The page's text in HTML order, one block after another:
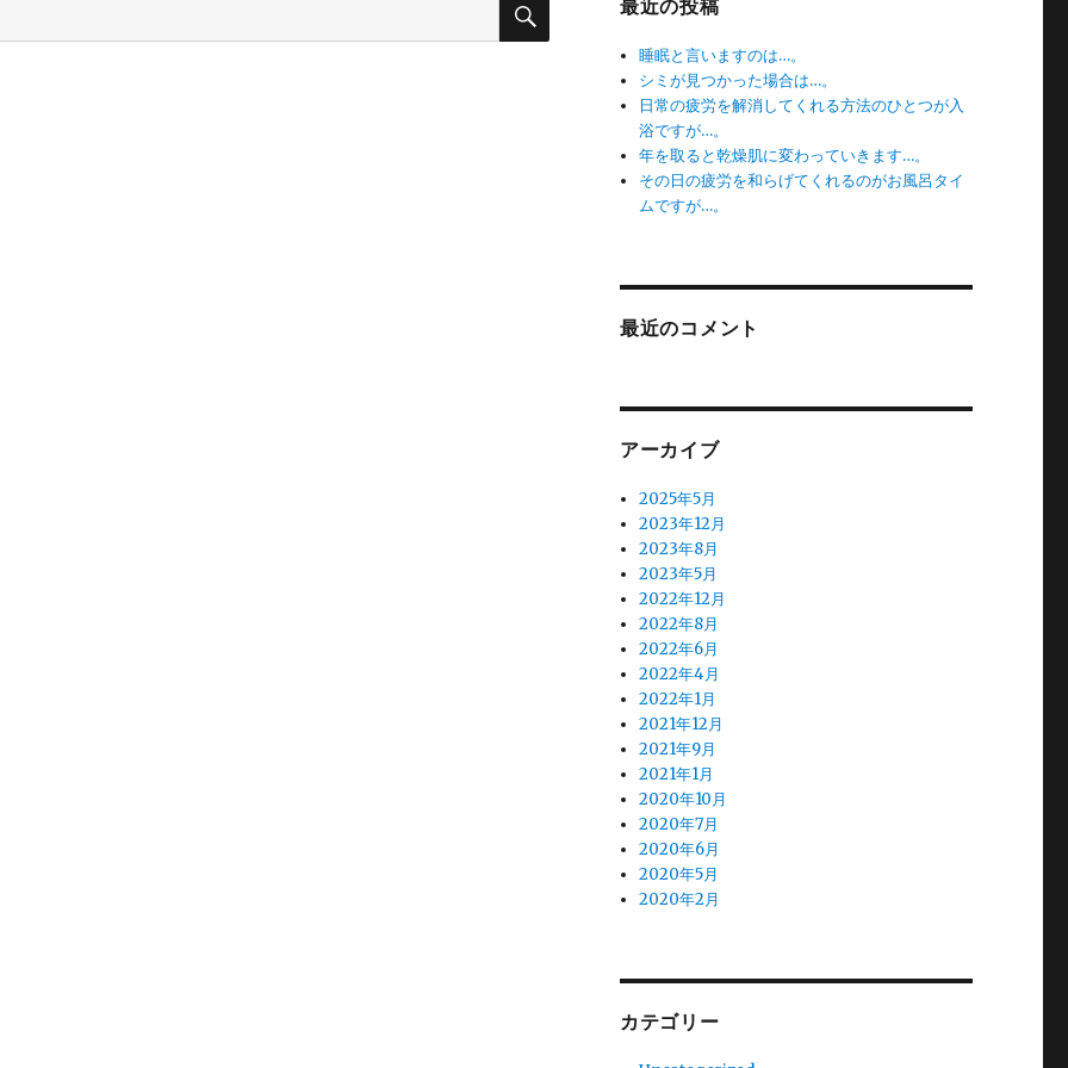
睡眠と言いますのは…。
シミが見つかった場合は…。
日常の疲労を解消してくれる方法のひとつが入
浴ですが…。
年を取ると乾燥肌に変わっていきます…。
その日の疲労を和らげてくれるのがお風呂タイ
ムですが…。
最近のコメント
アーカイブ
2025年5月
2023年12月
2023年8月
2023年5月
2022年12月
2022年8月
2022年6月
2022年4月
2022年1月
2021年12月
2021年9月
2021年1月
2020年10月
2020年7月
2020年6月
2020年5月
2020年2月
カテゴリー